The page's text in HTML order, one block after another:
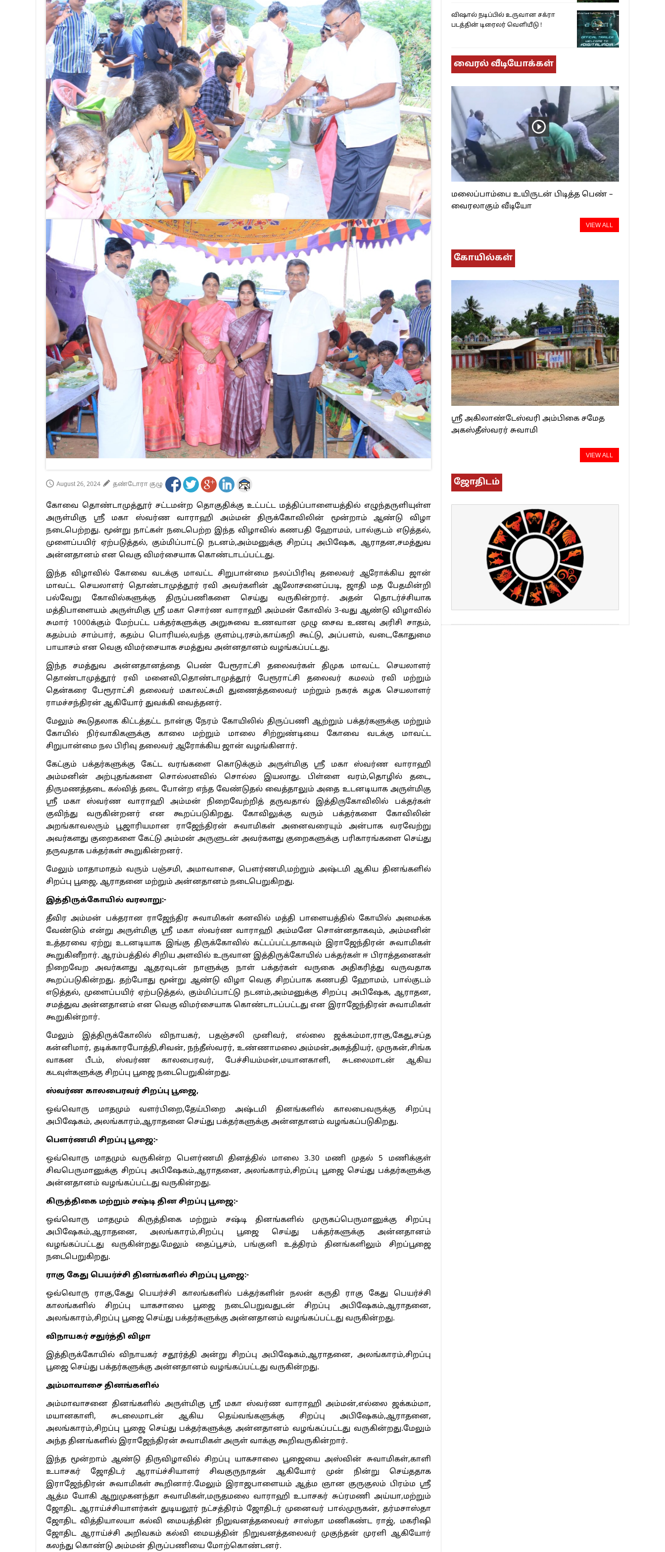
August 26, 2024 தண்டோரா குழு
கோவை தொண்டாமுத்தூர் சட்டமன்ற தொகுதிக்கு உட்பட்ட மத்திப்பாளையத்தில் எழுந்தருளியுள்ள
அருள்மிகு ஶ்ரீ மகா ஸ்வர்ண வாராஹி அம்மன் திருக்கோவிலின் மூன்றாம் ஆண்டு விழா
நடைபெற்றது. மூன்று நாட்கள் நடைபெற்ற இந்த விழாவில் கணபதி ஹோமம், பால்குடம் எடுத்தல்,
முளைப்பயிர் ஏற்படுத்தல், கும்மிப்பாட்டு நடனம்,அம்மனுக்கு சிறப்பு அபிஷேக, ஆராதன,சமத்துவ
அன்னதானம் என வெகு விமர்சையாக கொண்டாடப்பட்டது.
இந்த விழாவில் கோவை வடக்கு மாவட்ட சிறுபான்மை நலப்பிரிவு தலைவர் ஆரோக்கிய ஜான்
மாவட்ட செயலாளர் தொண்டாமுத்தூர் ரவி அவர்களின் ஆலோசனைப்படி, ஜாதி மத பேதமின்றி
பல்வேறு கோவில்களுக்கு திருப்பணிகளை செய்து வருகின்றார். அதன் தொடர்ச்சியாக
மத்திபாளையம் அருள்மிகு ஶ்ரீ மகா சொர்ண வாராஹி அம்மன் கோவில் 3-வது ஆண்டு விழாவில்
சுமார் 1000க்கும் மேற்பட்ட பக்தர்களுக்கு அறுசுவை உணவான முழு சைவ உணவு அரிசி சாதம்,
கதம்பம் சாம்பார், கதம்ப பொரியல்,வந்த குளம்பு,ரசம்,காய்கறி கூட்டு, அப்பளம், வடை,கோதுமை
பாயாசம் என வெகு விமர்சையாக சமத்துவ அன்னதானம் வழங்கப்பட்டது.
இந்த சமத்துவ அன்னதானத்தை பெண் பேரூராட்சி தலைவர்கள் திமுக மாவட்ட செயலாளர்
தொண்டாமுத்தூர் ரவி மனைவி,தொண்டாமுத்தூர் பேரூராட்சி தலைவர் கமலம் ரவி மற்றும்
தென்கரை பேரூராட்சி தலைவர் மகாலட்சுமி துணைத்தலைவர் மற்றும் நகரக் கழக செயலாளர்
ராமச்சந்திரன் ஆகியோர் துவக்கி வைத்தனர்.
கோயில் நிர்வாகிகளுக்கு காலை மற்றும் மாலை சிற்றுண்டியை கோவை வடக்கு மாவட்ட
கேட்கும் பக்தர்களுக்கு கேட்ட வரங்களை கொடுக்கும் அருள்மிகு ஶ்ரீ மகா ஸ்வர்ண வாராஹி
அம்மனின் அற்புதங்களை சொல்லளவில் சொல்ல இயலாது. பிள்ளை வரம்,தொழில் தடை,
திருமணத்தடை கல்வித் தடை போன்ற எந்த வேண்டுதல் வைத்தாலும் அதை உடனடியாக அருள்மிகு
ஶ்ரீ மகா ஸ்வர்ண வாராஹி அம்மன் நிறைவேற்றித் தருவதால் இத்திருகோவிலில் பக்தர்கள்
அறங்காவலரும் பூஜாரியமான ராஜேந்திரன் சுவாமிகள் அனைவரையும் அன்பாக வரவேற்று
அவர்களது குறைகளை கேட்டு அம்மன் அருளுடன் அவர்களது குறைகளுக்கு பரிகாரங்களை செய்து
தருவதாக பக்தர்கள் கூறுகின்றனர்.
மேலும் மாதாமாதம் வரும் பஞ்சமி, அமாவாசை, பௌர்ணமி,மற்றும் அஷ்டமி ஆகிய தினங்களில்
சிறப்பு பூஜை, ஆராதனை மற்றும் அன்னதானம் நடைபெறுகிறது.
இத்திருக்கோயில் வரலாறு:-
தீவிர அம்மன் பக்தரான ராஜேந்திர சுவாமிகள் கனவில் மத்தி பாளையத்தில் கோயில் அமைக்க
வேண்டும் என்று அருள்மிகு ஶ்ரீ மகா ஸ்வர்ண வாராஹி அம்மனே சொன்னதாகவும், அம்மனின்
உத்தரவை ஏற்று உடனடியாக இங்கு திருக்கோவில் கட்டப்பட்டதாகவும் இராஜேந்திரன் சுவாமிகள்
கூறுகினீறார். ஆரம்பத்தில் சிறிய அளவில் உருவான இத்திருக்கோயில் பக்தர்கள் ஈ பிராத்தனைகள்
நிறைவேற அவர்களது ஆதரவுடன் நாளுக்கு நாள் பக்தர்கள் வருகை அதிகரித்து வருவதாக
கூறப்படுகின்றது. தற்போது மூன்று ஆண்டு விழா வெகு சிறப்பாக கணபதி ஹோமம், பால்குடம்
எடுத்தல், முளைப்பயிர் ஏற்படுத்தல், கும்மிப்பாட்டு நடனம்,அம்மனுக்கு சிறப்பு அபிஷேக, ஆராதன,
கூறுகின்றார்.
மேலும் இத்திருக்கோலில் விநாயகர், பதஞ்சலி முனிவர், எல்லை ஜக்கம்மா,ராகு,கேது,சப்த
கன்னிமார், தடிக்காரபோத்தி,சிவன், நந்தீஸ்வரர், உண்ணாமலை அம்மன்,அகத்தியர், முருகன்,சிங்க
வாகன பீடம், ஸ்வர்ண காலபைரவர், பேச்சியம்மன்,மயானகாளி, சுடலைமாடன் ஆகிய
கடவுள்களுக்கு சிறப்பு பூஜை நடைபெறுகின்றது.
ஸ்வர்ண காலபைரவர் சிறப்பு பூஜை,
அபிஷேகம், அலங்காரம்,ஆராதனை செய்து பக்தர்களுக்கு அன்னதானம் வழங்கப்படுகிறது.
சிவபெருமானுக்கு சிறப்பு அபிஷேகம்,ஆராதனை, அலங்காரம்,சிறப்பு பூஜை செய்து பக்தர்களுக்கு
அன்னதானம் வழங்கப்பட்டது வருகின்றது.
கிருத்திகை மற்றும் சஷ்டி தின சிறப்பு பூஜை:-
ஒவ்வொரு மாதமும் கிருத்திகை மற்றும் சஷ்டி தினங்களில் முருகப்பெருமானுக்கு சிறப்பு
அபிஷேகம்,ஆராதனை, அலங்காரம்,சிறப்பு பூஜை செய்து பக்தர்களுக்கு அன்னதானம்
வழங்கப்பட்டது வருகின்றது.மேலும் தைப்பூசம், பங்குனி உத்திரம் தினங்களிலும் சிறப்பூஜை
நடைபெறுகிறது.
ராகு கேது பெயர்ச்சி தினங்களில் சிறப்பு பூஜை:-
ஒவ்வொரு ராகு,கேது பெயர்ச்சி காலங்களில் பக்தர்களின் நலன் கருதி ராகு கேது பெயர்ச்சி
காலங்களில் சிறப்பு யாகசாலை பூஜை நடைபெறுவதுடன் சிறப்பு அபிஷேகம்,ஆராதனை,
அலங்காரம்,சிறப்பு பூஜை செய்து பக்தர்களுக்கு அன்னதானம் வழங்கப்பட்டது வருகின்றது.
விநாயகர் சதுர்த்தி விழா
இத்திருக்கோயில் விநாயகர் சதூர்த்தி அன்று சிறப்பு அபிஷேகம்,ஆராதனை, அலங்காரம்,சிறப்பு
பூஜை செய்து பக்தர்களுக்கு அன்னதானம் வழங்கப்பட்டது வருகின்றது.
அம்மாவாசை தினங்களில்
அம்மாவாசனை தினங்களில் அருள்மிகு ஶ்ரீ மகா ஸ்வர்ண வாராஹி அம்மன்,எல்லை ஜக்கம்மா,
மயானகாளி, சுடலைமாடன் ஆகிய தெய்வங்களுக்கு சிறப்பு அபிஷேகம்,ஆராதனை,
அலங்காரம்,சிறப்பு பூஜை செய்து பக்தர்களுக்கு அன்னதானம் வழங்கப்பட்டது வருகின்றது.மேலும்
அந்த தினங்களில் இராஜேந்திரன் சுவாமிகள் அருள் வாக்கு கூறிவருகின்றார்.
இந்த மூன்றாம் ஆண்டு திருவிழாவில் சிறப்பு யாகசாலை பூஜையை அஸ்வின் சுவாமிகள்,காளி
உபாசகர் ஜோதிடர் ஆராய்ச்சியாளர் சிவகுருநாதன் ஆகியோர் முன் நின்று செய்ததாக
இராஜேந்திரன் சுவாமிகள் கூறினார்.மேலும் இராஜபாளையம் ஆத்ம ஞான குருகுலம் பிரம்ம ஶ்ரீ
ஆத்ம யோகி ஆறுமுகனந்தா சுவாமிகள்,மருதமலை வாராஹி உபாசகர் சுப்ரமணி அய்யா,மற்றும்
ஜோதிட ஆராய்ச்சியாளர்கள் துடியலூர் நட்சத்திரம் ஜோதிடர் முனைவர் பால்முருகன், தர்மசாஸ்தா
ஜோதிட வித்தியாலயா கல்வி மையத்தின் நிறுவனத்தலைவர் சாஸ்தா மணிகண்ட ராஜ், மகரிஷி
கலந்து கொண்டு அம்மன் திருப்பணியை மோற்கொண்டனர்.
” தேடி வரும் பக்தர்களின் வேண்டுதல்களை நிறைவேற்றி வரும் அருள்மிகு ஶ்ரீ மகா ஸ்வர்ண
அதன் நிறுவனத்தலைவர் முத்துப்பாண்டி ஒளிபரப்பு செய்ததாக கூறினார்.
மேலும் படிக்க
கோவையில் கிரெடாய்
‘ஃபேர்ப்ரோ-2026’ மெகா வீட்டுமனை
கண்காட்சி தொடக்கம்
கே.எம்.சி.ஹெச் மருத்துவமனையின்
பிரபல இருதயவியல் நிபுணர் டாக்டர்
தாமஸ் அலெக்ஸாண்டருக்கு
‘வாழ்நாள் சாதனையாளர் விருது’
கோவை கொடிசியாவில் காவேரி
குழுமத்தின் 3 புதிய தயாரிப்புகள்
அறிமுகம்
விஷால் நடிப்பில் உருவான சக்ரா
படத்தின் டிரைலர் வெளியீடு !
வைரல் வீடியோக்கள்
மலைப்பாம்பை உயிருடன் பிடித்த பெண் –
வைரலாகும் வீடியோ
VIEW ALL
கோயில்கள்
ஸ்ரீ அகிலாண்டேஸ்வரி அம்பிகை சமேத
அகஸ்தீஸ்வரர் சுவாமி
VIEW ALL
ஜோதிடம்